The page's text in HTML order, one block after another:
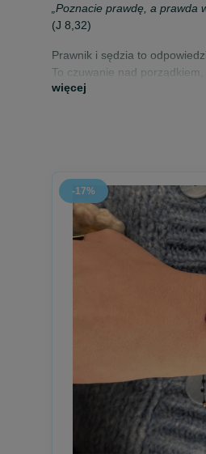
„Poznacie prawdę, a prawda
(J 8,32)
Prawnik i sędzia to
To czuwanie nad
To umiejętność rozróżniania,
Znakiem pamięci o tym, że
Znajdziesz tu bransoletki
Bransoletki i różańce
W tej kategorii dostępna jest
To projekty zaprojektowane
Subtelne i wyważone w
Towarzyszą w chwilach
Każda bransoletka i każdy
Prezent dla prawnika i
Kategoria „Dla prawników i
więcej
-17%